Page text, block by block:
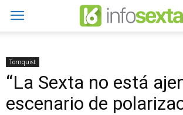
Tornquist
“La Sexta no está
escenario de